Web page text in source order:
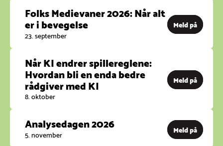
Folks Medievaner 2026: Når alt
er i bevegelse
23. september
Meld på
Når KI endrer spillereglene:
Hvordan bli en enda bedre
rådgiver med KI
8. oktober
Meld på
Analysedagen 2026
5. november Meld på